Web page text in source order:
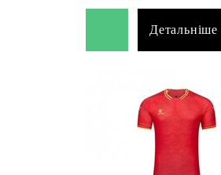
Детальніше